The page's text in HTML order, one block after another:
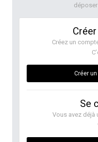
Créez un
Créer
Se
Vous avez déjà